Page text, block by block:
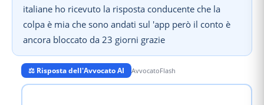
italiane ho ricevuto la risposta conducente che la
colpa è mia che sono andati sul 'app però il conto è
ancora bloccato da 23 giorni grazie
⚖️ Risposta dell'Avvocato AI AvvocatoFlash